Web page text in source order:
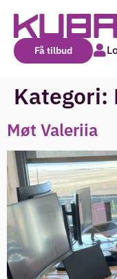
Få tilbud
Kategori:
Møt Valeriia